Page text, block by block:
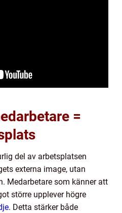
=
del av arbetsplatsen
externa image, utan
Medarbetare som känner att
större upplever högre
. Detta stärker både